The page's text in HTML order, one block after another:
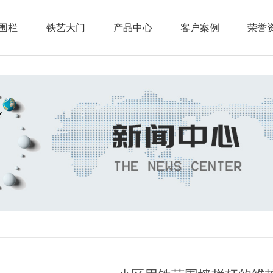
栏 铁艺大门 产品中心 客户案例 荣誉